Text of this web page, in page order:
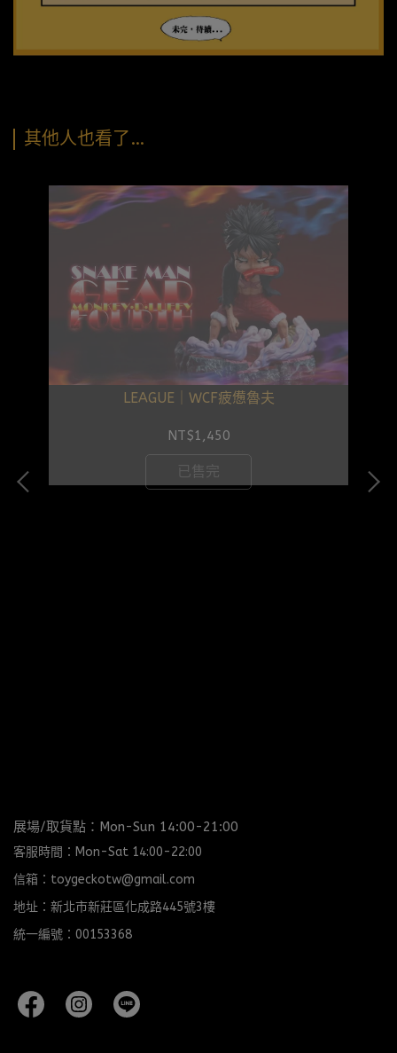
其他人也看了…
LEAGUE｜WCF疲憊魯夫
NT$1,450
已售完
展場/取貨點：Mon-Sun 14:00-21:00
客服時間：Mon-Sat 14:00-22:00
信箱：toygeckotw@gmail.com
地址：新北市新莊區化成路445號3樓
統一編號：00153368